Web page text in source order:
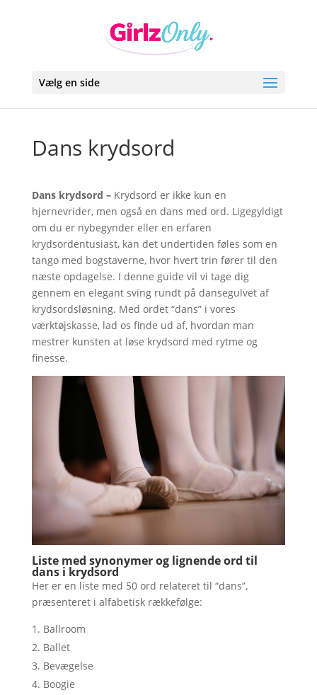
Vælg en side
Dans krydsord
Dans krydsord –Krydsord er ikke kun en
hjernevrider, men også en dans med ord. Ligegyldigt
om du er nybegynder eller en erfaren
krydsordentusiast, kan det undertiden føles som en
tango med bogstaverne, hvor hvert trin fører til den
næste opdagelse. I denne guide vil vi tage dig
gennem en elegant sving rundt på dansegulvet af
krydsordsløsning. Med ordet “dans” i vores
værktøjskasse, lad os finde ud af, hvordan man
mestrer kunsten at løse krydsord med rytme og
finesse.
Liste med synonymer og lignende ord til
dans i krydsord
Her er en liste med 50 ord relateret til “dans”,
præsenteret i alfabetisk rækkefølge:
Ballroom
Ballet
Bevægelse
Boogie